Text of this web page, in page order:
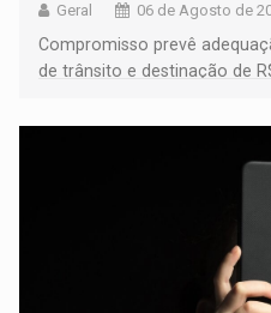
Geral 06 de Agosto de
Compromisso prevê
de trânsito e destinação de